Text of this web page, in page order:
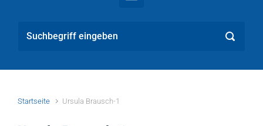
Startseite Ursula Brausch-1